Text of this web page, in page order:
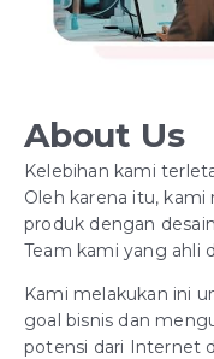
About Us
Kelebihan kami
Oleh karena itu,
produk dengan
Team kami yang ahli
Kami melakukan ini
goal bisnis dan
potensi dari Internet